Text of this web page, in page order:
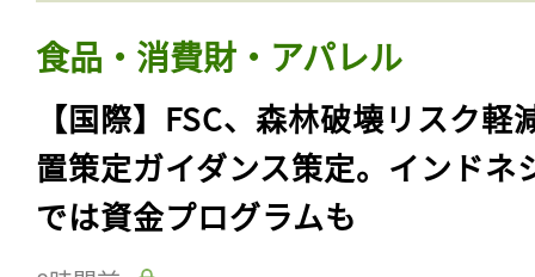
食品・消費財・アパレル
【国際】FSC、森林破壊リスク軽
置策定ガイダンス策定。インドネ
では資金プログラムも